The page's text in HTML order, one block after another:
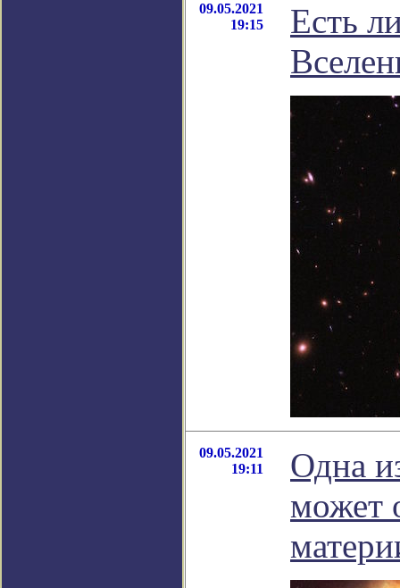
09.05.2021
19:15
Есть
09.05.2021
19:11
Одна
может